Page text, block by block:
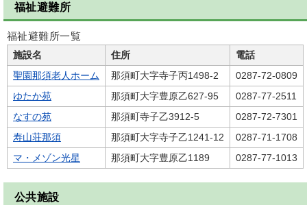
福祉避難所
福祉避難所一覧
施設名
住所
電話
聖園那須老人ホーム
那須町大字寺子丙1498-2
0287-72-0809
ゆたか苑
那須町大字豊原乙627-95
0287-77-2511
なすの苑
那須町寺子乙3912-5
0287-72-7301
寿山荘那須
那須町大字寺子乙1241-12
0287-71-1708
マ・メゾン光星
那須町大字豊原乙1189 0287-77-1013
公共施設